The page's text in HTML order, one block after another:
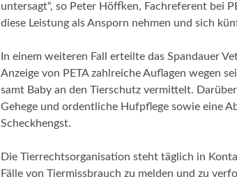
untersagt“, so Peter Höffken, Fachreferent bei
diese Leistung als Ansporn nehmen und sich
In einem weiteren Fall erteilte das Spandauer
Anzeige von PETA zahlreiche Auflagen wegen
samt Baby an den Tierschutz vermittelt.
Gehege und ordentliche Hufpflege sowie eine
Scheckhengst.
Die Tierrechtsorganisation steht täglich in
Fälle von Tiermissbrauch zu melden und zu